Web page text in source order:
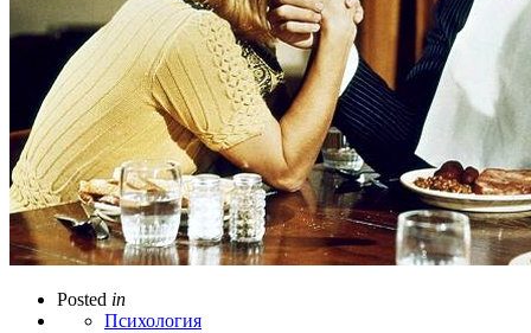
Posted in
Психология